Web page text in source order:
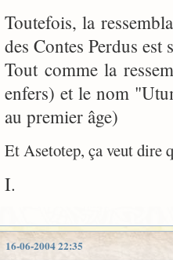
Toutefois, la
des Contes Perdus
Tout comme la
enfers) et le nom
au premier âge)
Et Asetotep, ça veut dire
I.
16-06-2004 22:35